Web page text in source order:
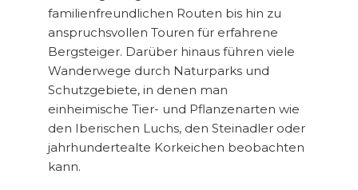
familienfreundlichen Routen bis hin zu
anspruchsvollen Touren für erfahrene
Bergsteiger. Darüber hinaus führen viele
Wanderwege durch Naturparks und
Schutzgebiete, in denen man
einheimische Tier- und Pflanzenarten wie
den Iberischen Luchs, den Steinadler oder
jahrhundertealte Korkeichen beobachten
kann.